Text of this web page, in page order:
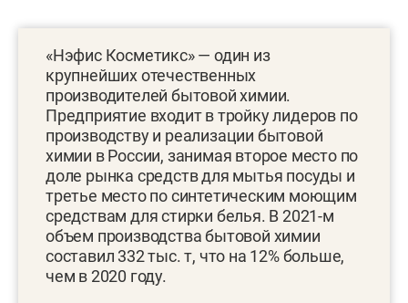
«Нэфис Косметикс» — один из
крупнейших отечественных
производителей бытовой химии.
Предприятие входит в тройку лидеров по
производству и реализации бытовой
химии в России, занимая второе место по
доле рынка средств для мытья посуды и
третье место по синтетическим моющим
средствам для стирки белья. В 2021-м
объем производства бытовой химии
составил 332 тыс. т, что на 12% больше,
чем в 2020 году.